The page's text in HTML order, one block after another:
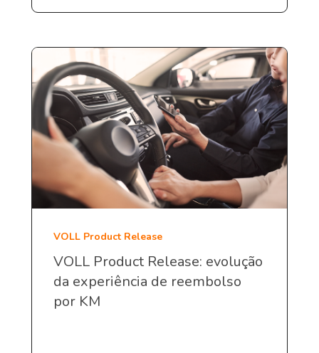
VOLL Product Release
VOLL Product Release: evolução
da experiência de reembolso
por KM